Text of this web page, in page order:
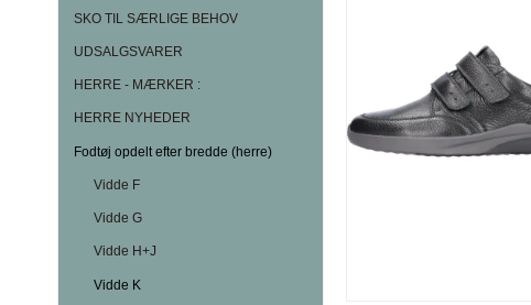
SKO TIL SÆRLIGE BEHOV
UDSALGSVARER
HERRE - MÆRKER :
HERRE NYHEDER
Fodtøj opdelt efter bredde (herre)
Vidde F
Vidde G
Vidde H+J
Vidde K